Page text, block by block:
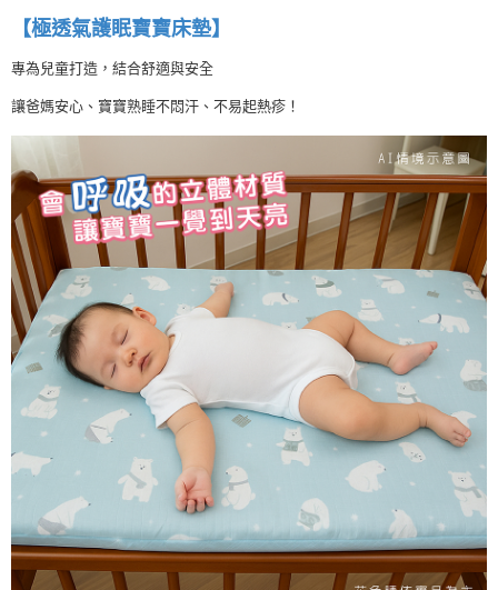
【極透氣護眠寶寶床墊】
專為兒童打造，結合舒適與安全
讓爸媽安心、寶寶熟睡不悶汗、不易起熱疹！